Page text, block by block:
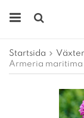
Startsida Växter
Armeria